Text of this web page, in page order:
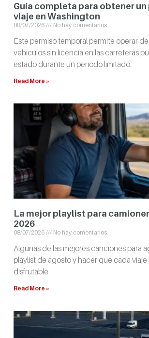
Guía completa para obtener un
viaje en Washington
08/07/2026 No hay comentarios
Este permiso temporal permite operar
vehículos sin licencia en las carreteras
estado durante un período limitado.
Read More »
La mejor playlist para
2026
08/07/2026 No hay comentarios
Algunas de las mejores canciones para
playlist de agosto y hacer que cada viaje
disfrutable.
Read More »